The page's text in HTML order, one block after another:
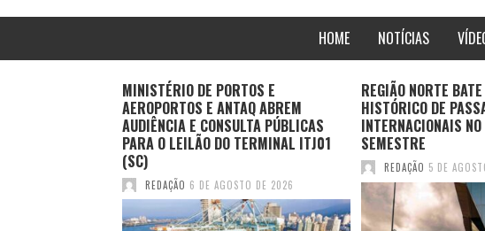
HOME NOTÍCIAS
MINISTÉRIO DE PORTOS E
AEROPORTOS E ANTAQ ABREM
AUDIÊNCIA E CONSULTA PÚBLICAS
PARA O LEILÃO DO TERMINAL ITJ01
(SC)
REDAÇÃO 6 DE AGOSTO DE 2026
REGIÃO NORTE
HISTÓRICO DE
INTERNACIONAIS
SEMESTRE
REDAÇÃO 5 DE